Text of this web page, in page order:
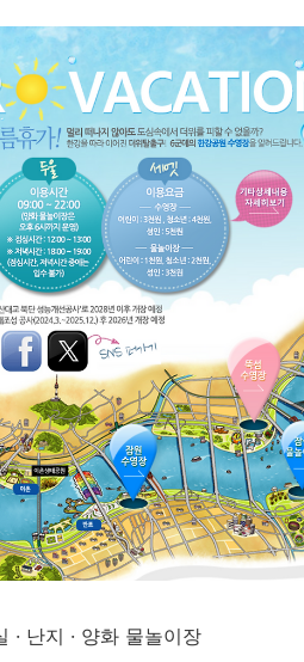
· 난지 · 양화 물놀이장